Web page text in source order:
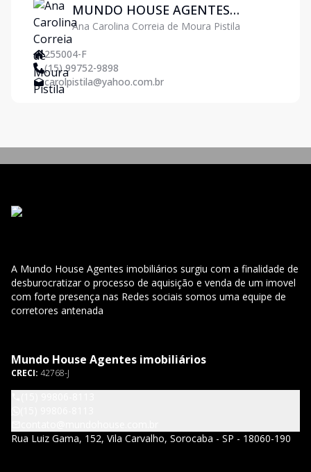
MUNDO HOUSE AGENTES
IMOBILIÁRIOS
Ana Carolina Correia de Moura Pistila
255004-F
(15) 99752-9898
carolpistila@yahoo.com.br
A Mundo House Agentes imobiliários surgiu com a finalidade de
desburocratizar o processo de aquisição e venda de um imovel
com forte presença nas Redes sociais somos uma equipe de
corretores antenada
Mundo House Agentes imobiliários
CRECI: 42768-J
Rua Luiz Gama, 152, Vila Carvalho, Sorocaba - SP - 18060-190